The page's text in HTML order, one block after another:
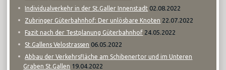
Individualverkehr in der St.Galler Innenstadt 02.08.2022
Zubringer Güterbahnhof: Der unlösbare Knoten 22.07.2022
Fazit nach der Testplanung Güterbahnhof 24.05.2022
St.Gallens Velostrassen 06.05.2022
Abbau der Verkehrsfläche am Schibenertor und im Unteren
Graben St.Gallen 19.04.2022